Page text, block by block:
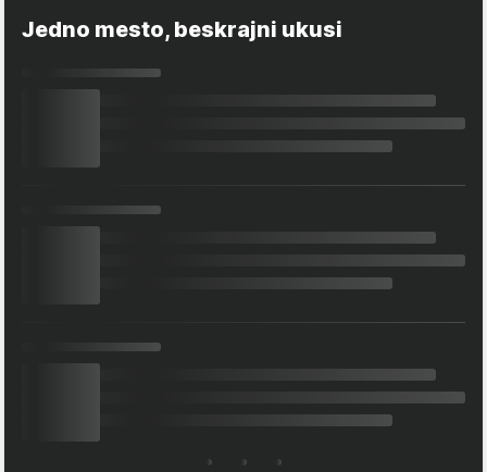
Jedno mesto, beskrajni ukusi